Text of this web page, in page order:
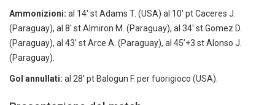
Ammonizioni: al 14′ st Adams T. (USA) al 10′ pt Caceres J.
(Paraguay), al 8′ st Almiron M. (Paraguay), al 34′ st Gomez D.
(Paraguay), al 43′ st Arce A. (Paraguay), al 45’+3 st Alonso J.
(Paraguay).
Gol annullati: al 28′ pt Balogun F. per fuorigioco (USA).